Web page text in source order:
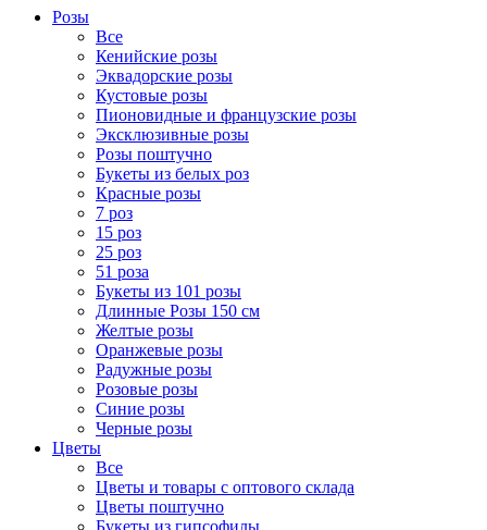
Розы
Все
Кенийские розы
Эквадорские розы
Кустовые розы
Пионовидные и французские розы
Эксклюзивные розы
Розы поштучно
Букеты из белых роз
Красные розы
7 роз
15 роз
25 роз
51 роза
Букеты из 101 розы
Длинные Розы 150 см
Желтые розы
Оранжевые розы
Радужные розы
Розовые розы
Синие розы
Черные розы
Цветы
Все
Цветы и товары с оптового склада
Цветы поштучно
Букеты из гипсофилы